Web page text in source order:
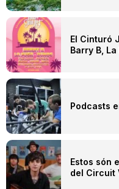
El Cinturó
Barry B,
Podcasts
Estos són
del Circuit